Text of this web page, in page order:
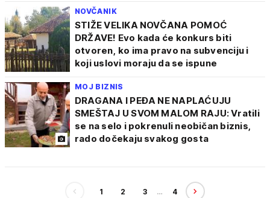
NOVČANIK
STIŽE VELIKA NOVČANA POMOĆ
DRŽAVE! Evo kada će konkurs biti
otvoren, ko ima pravo na subvenciju i
koji uslovi moraju da se ispune
MOJ BIZNIS
DRAGANA I PEĐA NE NAPLAĆUJU
SMEŠTAJ U SVOM MALOM RAJU: Vratili
se na selo i pokrenuli neobičan biznis,
rado dočekaju svakog gosta
1 2 3 … 4